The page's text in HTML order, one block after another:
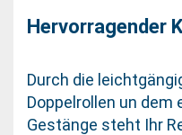
Hervorragender
Durch die
Doppelrollen un dem
Gestänge steht Ihr